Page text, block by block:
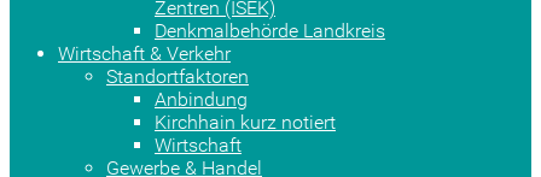
Zentren (ISEK)
Denkmalbehörde Landkreis
Wirtschaft & Verkehr
Standortfaktoren
Anbindung
Kirchhain kurz notiert
Wirtschaft
Gewerbe & Handel